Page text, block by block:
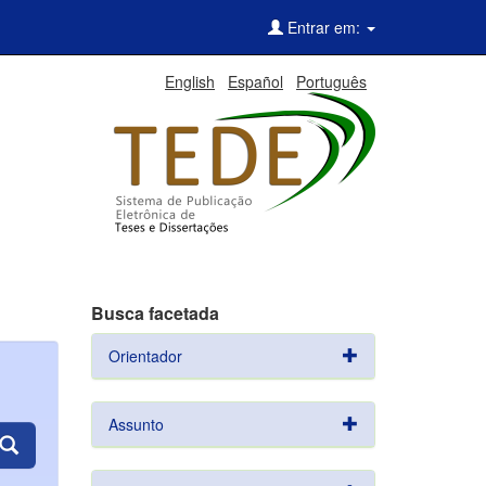
Entrar em:
English Español Português
Busca facetada
Orientador
Assunto